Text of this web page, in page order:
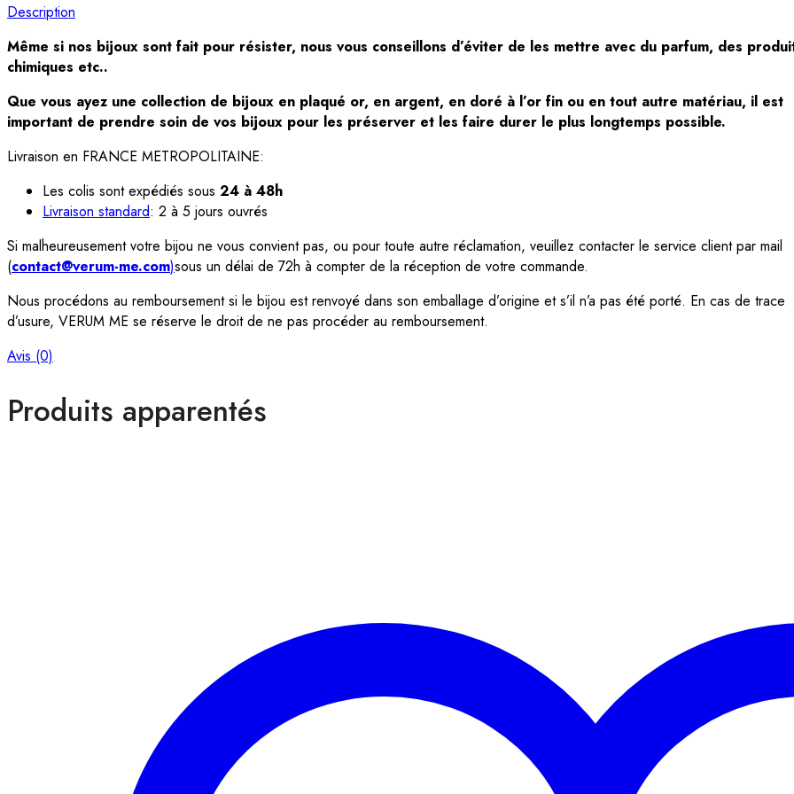
Description
Même si nos bijoux sont fait pour résister, nous vous conseillons d’éviter de les mettre avec du parfum, des
chimiques etc..
Que vous ayez une collection de bijoux en plaqué or, en argent, en doré à l’or fin ou en tout autre matériau, il est
important de prendre soin de vos bijoux pour les préserver et les faire durer le plus longtemps possible.
Livraison en FRANCE METROPOLITAINE:
Les colis sont expédiés sous 24 à 48h
Livraison standard: 2 à 5 jours ouvrés
Si malheureusement votre bijou ne vous convient pas, ou pour toute autre réclamation, veuillez contacter le service client par mail
(contact@verum-me.com)sous un délai de 72h à compter de la réception de votre commande.
Nous procédons au remboursement si le bijou est renvoyé dans son emballage d’origine et s’il n’a pas été porté. En cas de trace
d’usure, VERUM ME se réserve le droit de ne pas procéder au remboursement.
Avis (0)
Produits apparentés